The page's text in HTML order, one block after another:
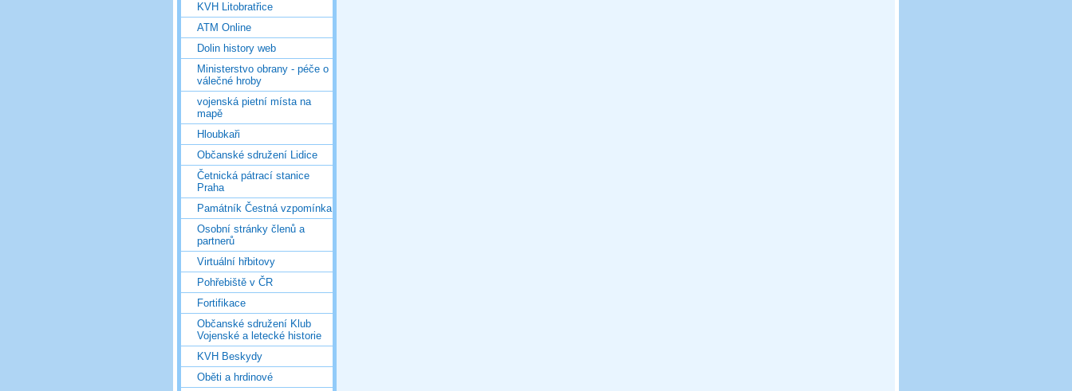
KVH Litobratřice
ATM Online
Dolin history web
Ministerstvo obrany - péče o
válečné hroby
vojenská pietní místa na
mapě
Hloubkaři
Občanské sdružení Lidice
Četnická pátrací stanice
Praha
Památník Čestná vzpomínka
Osobní stránky členů a
partnerů
Virtuální hřbitovy
Pohřebiště v ČR
Fortifikace
Občanské sdružení Klub
Vojenské a letecké historie
KVH Beskydy
Oběti a hrdinové